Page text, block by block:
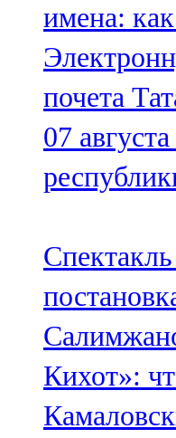
имена:
почета
07
Кихот»: